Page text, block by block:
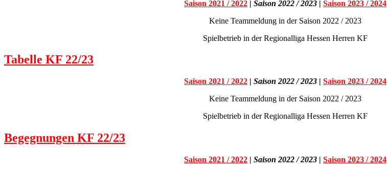
Saison 2021 / 2022 | Saison 2022 / 2023 | Saison 2023 / 2024
Keine Teammeldung in der Saison 2022 / 2023
Spielbetrieb in der Regionalliga Hessen Herren KF
Tabelle KF 22/23
Saison 2021 / 2022 | Saison 2022 / 2023 | Saison 2023 / 2024
Keine Teammeldung in der Saison 2022 / 2023
Spielbetrieb in der Regionalliga Hessen Herren KF
Begegnungen KF 22/23
Saison 2021 / 2022 | Saison 2022/ 2023 | Saison 2023 / 2024